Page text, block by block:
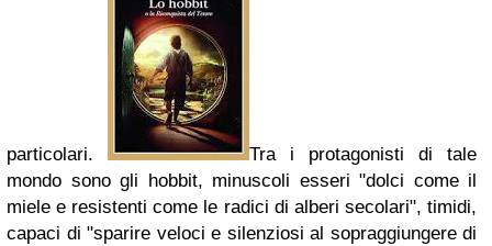
particolari.
Tra i protagonisti di tale
mondo sono gli hobbit, minuscoli esseri "dolci come il
miele e resistenti come le radici di alberi secolari", timidi,
capaci di "sparire veloci e silenziosi al sopraggiungere di